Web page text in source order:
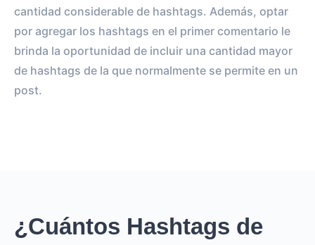
cantidad considerable de hashtags. Además, optar
por agregar los hashtags en el primer comentario le
brinda la oportunidad de incluir una cantidad mayor
de hashtags de la que normalmente se permite en un
post.
¿Cuántos Hashtags de